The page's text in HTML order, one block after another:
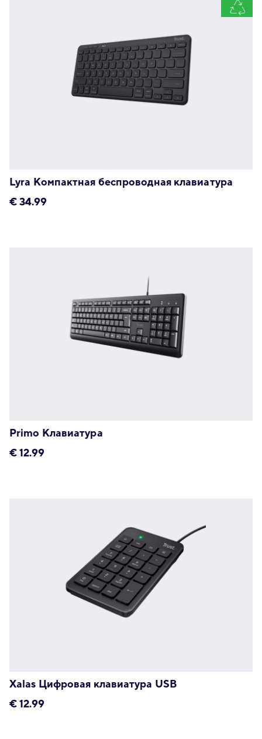
Lyra Компактная беспроводная клавиатура
€34.99
Primo Клавиатура
€12.99
Xalas Цифровая клавиатура USB
€12.99